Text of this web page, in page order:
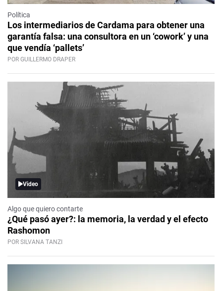
Política
Los intermediarios de Cardama para obtener una
garantía falsa: una consultora en un ‘cowork’ y una
que vendía ‘pallets’
POR GUILLERMO DRAPER
Video
Algo que quiero contarte
¿Qué pasó ayer?: la memoria, la verdad y el efecto
Rashomon
POR SILVANA TANZI